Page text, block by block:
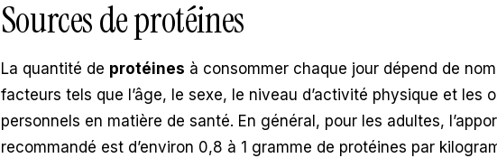
Sources de protéines
La quantité de protéines à consommer chaque jour dépend de
facteurs tels que l’âge, le sexe, le niveau d’activité physique et les
personnels en matière de santé. En général, pour les adultes,
recommandé est d’environ 0,8 à 1 gramme de protéines par